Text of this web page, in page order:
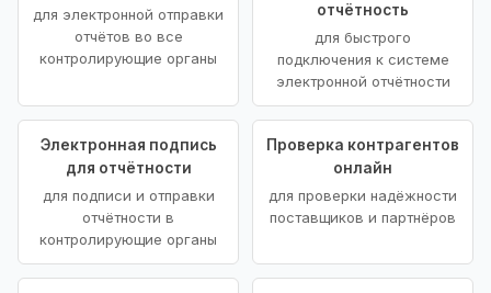
для электронной отправки
отчётов во все
контролирующие органы
отчётность
для быстрого
подключения к системе
электронной отчётности
Электронная подпись
для отчётности
для подписи и отправки
отчётности в
контролирующие органы
Проверка контрагентов
онлайн
для проверки надёжности
поставщиков и партнёров